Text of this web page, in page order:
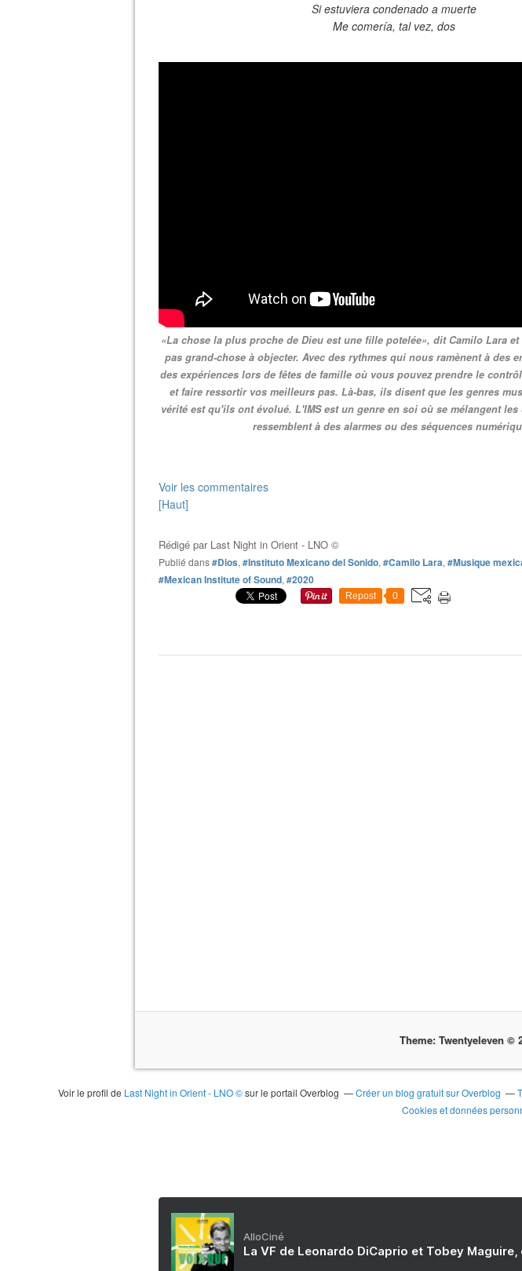
Si estuviera condenado a muerte
Me comería, tal vez, dos
«La chose la plus proche de Dieu est une fille potelée», dit Camilo Lara
pas grand-chose à objecter. Avec des rythmes qui nous ramènent à des
des expériences lors de fêtes de famille où vous pouvez prendre le
et faire ressortir vos meilleurs pas. Là-bas, ils disent que les genres
vérité est qu'ils ont évolué. L'IMS est un genre en soi où se mélangent
ressemblent à des alarmes ou des séquences
Voir les commentaires
[Haut]
Rédigé par Last Night in Orient - LNO ©
Publié dans#Dios, #Instituto Mexicano del Sonido, #Camilo Lara, #Musique
#Mexican Institute of Sound, #2020
Repost 0
Theme: Twentyeleven ©
Voir le profil de Last Night in Orient - LNO ©sur le portail Overblog Créer un blog gratuit sur Overblog
Cookies et données
AlloCiné
La VF de Leonardo DiCaprio et Tobey